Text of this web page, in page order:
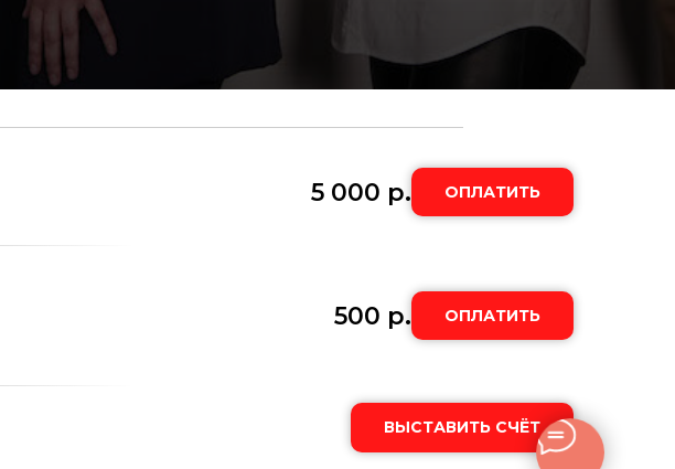
5 000 р. ОПЛАТИТЬ
500 р. ОПЛАТИТЬ
ВЫСТАВИТЬ СЧЁТ